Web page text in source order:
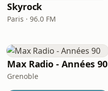
Skyrock
Paris · 96.0 FM
Max Radio - Années 90
Grenoble